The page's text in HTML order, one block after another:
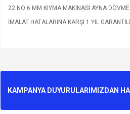
22 NO 6 MM KIYMA MAKİNASI AYNA DÖVME
İMALAT HATALARINA KARŞI 1 YIL
Ürün resmi kalitesiz, bozuk veya
KAMPANYA DUYURULARIMIZDAN